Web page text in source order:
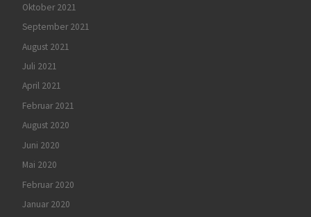
Oktober 2021
September 2021
August 2021
Juli 2021
April 2021
Februar 2021
August 2020
Juni 2020
Mai 2020
Februar 2020
Januar 2020